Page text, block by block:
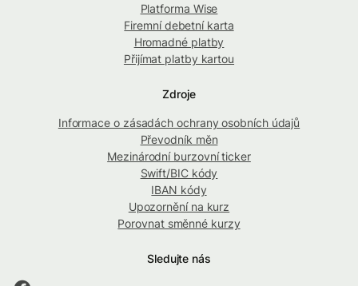
Platforma Wise
Firemní debetní karta
Hromadné platby
Přijímat platby kartou
Zdroje
Informace o zásadách ochrany osobních údajů
Převodník měn
Mezinárodní burzovní ticker
Swift/BIC kódy
IBAN kódy
Upozornění na kurz
Porovnat směnné kurzy
Sledujte nás